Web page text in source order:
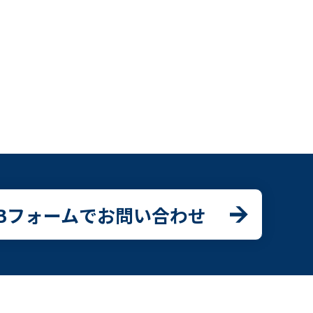
フォームでお問い合わせ